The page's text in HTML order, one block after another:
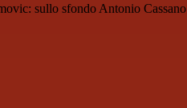
sullo sfondo Antonio Cassano